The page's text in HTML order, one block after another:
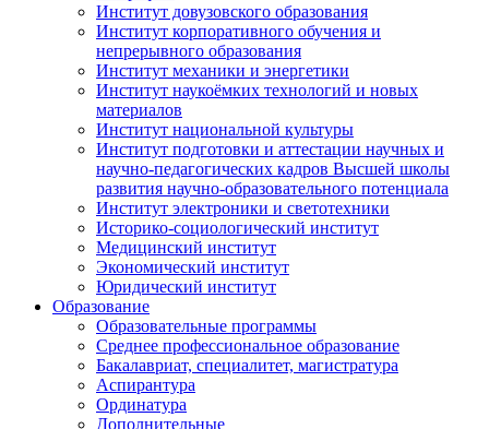
Институт довузовского образования
Институт корпоративного обучения и
непрерывного образования
Институт механики и энергетики
Институт наукоёмких технологий и новых
материалов
Институт национальной культуры
Институт подготовки и аттестации научных и
научно-педагогических кадров Высшей школы
развития научно-образовательного потенциала
Институт электроники и светотехники
Историко-социологический институт
Медицинский институт
Экономический институт
Юридический институт
Образование
Образовательные программы
Среднее профессиональное образование
Бакалавриат, специалитет, магистратура
Аспирантура
Ординатура
Дополнительные